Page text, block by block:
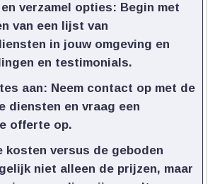
verzamel opties: Begin met
van een lijst van
in jouw omgeving en
en testimonials.​
aan: Neem contact op met de
diensten en vraag een
offerte op.​
kosten versus de geboden
niet alleen de prijzen, maar